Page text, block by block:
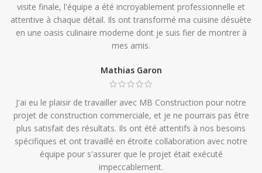
visite finale, l'équipe a été incroyablement professionnelle et
attentive à chaque détail. Ils ont transformé ma cuisine désuète
en une oasis culinaire moderne dont je suis fier de montrer à
mes amis.
Mathias Garon
J'ai eu le plaisir de travailler avec MB Construction pour notre
projet de construction commerciale, et je ne pourrais pas être
plus satisfait des résultats. Ils ont été attentifs à nos besoins
spécifiques et ont travaillé en étroite collaboration avec notre
équipe pour s'assurer que le projet était exécuté
impeccablement.